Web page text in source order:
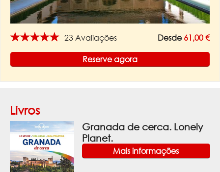
★★★★★ 23 Avaliações Desde 61,00 €
Reserve agora
Livros
Granada de cerca. Lonely
Planet.
Mais informações